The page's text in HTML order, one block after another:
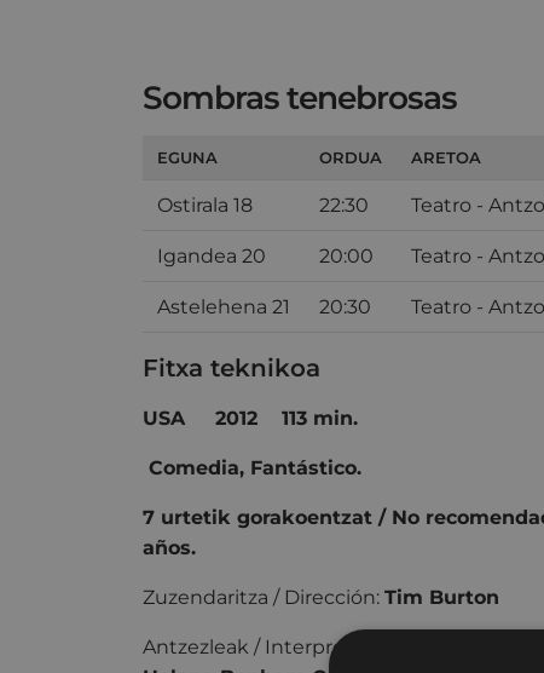
Sombras tenebrosas
EGUNA ORDUA ARETOA
Ostirala 18 22:30 Teatro -
Igandea 20 20:00 Teatro -
Astelehena 21 20:30 Teatro -
Fitxa teknikoa
USA 2012 113 min.
Comedia, Fantástico.
7 urtetik gorakoentzat / No
años.
Zuzendaritza / Dirección: Tim Burton
Antzezleak / Interpretación: